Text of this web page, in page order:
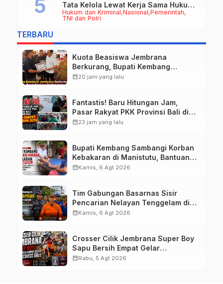
Hukum dan Kriminal Nasional Pemerintah
TNI dan Polri
Tata Kelola Lewat Kerja Sama Hukum
Datun
TERBARU
Kuota Beasiswa Jembrana
Berkurang, Bupati Kembang
Siapkan Upaya Penambahan di
calendar_month20 jam yang lalu
Fantastis! Baru Hitungan Jam,
Pasar Rakyat PKK Provinsi Bali di
Jembrana Raup Omzet Ratusan
calendar_month23 jam yang lalu
Bupati Kembang Sambangi Korban
Kebakaran di Manistutu, Bantuan
Disalurkan untuk Ringankan Beban
calendar_monthKamis, 6 Agt 2026
Tim Gabungan Basarnas Sisir
Pencarian Nelayan Tenggelam di
Perairan Pantai Pengambengan
calendar_monthKamis, 6 Agt 2026
Crosser Cilik Jembrana Super Boy
Sapu Bersih Empat Gelar
Motocross 50cc
calendar_monthRabu, 5 Agt 2026